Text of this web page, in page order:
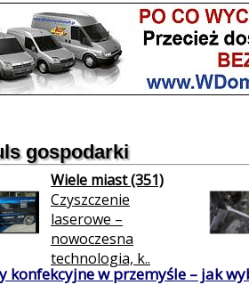
gospodarki
Wiele miast (351)
Czyszczenie
laserowe –
nowoczesna
technologia, k..
konfekcyjne w przemyśle – jak